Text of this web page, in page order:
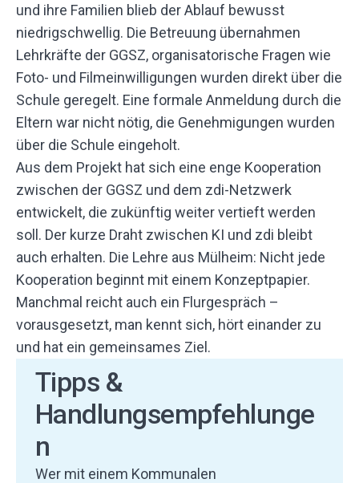
und ihre Familien blieb der Ablauf bewusst
niedrigschwellig. Die Betreuung übernahmen
Lehrkräfte der GGSZ, organisatorische Fragen wie
Foto- und Filmeinwilligungen wurden direkt über die
Schule geregelt. Eine formale Anmeldung durch die
Eltern war nicht nötig, die Genehmigungen wurden
über die Schule eingeholt.
Aus dem Projekt hat sich eine enge Kooperation
zwischen der GGSZ und dem zdi-Netzwerk
entwickelt, die zukünftig weiter vertieft werden
soll. Der kurze Draht zwischen KI und zdi bleibt
auch erhalten. Die Lehre aus Mülheim: Nicht jede
Kooperation beginnt mit einem Konzeptpapier.
Manchmal reicht auch ein Flurgespräch –
vorausgesetzt, man kennt sich, hört einander zu
und hat ein gemeinsames Ziel.
Tipps &
Handlungsempfehlunge
n
Wer mit einem Kommunalen